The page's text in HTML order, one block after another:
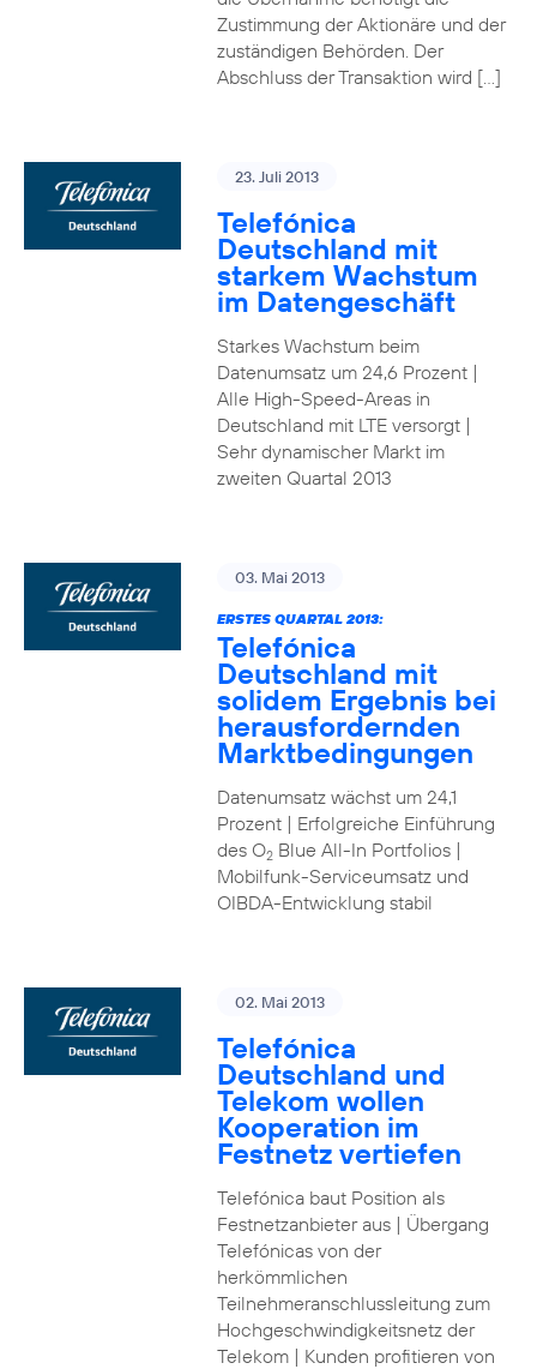
Zustimmung der Aktionäre und der
zuständigen Behörden. Der
Abschluss der Transaktion wird […]
23. Juli 2013
Telefónica
Deutschland mit
starkem Wachstum
im Datengeschäft
Starkes Wachstum beim
Datenumsatz um 24,6 Prozent |
Alle High-Speed-Areas in
Deutschland mit LTE versorgt |
Sehr dynamischer Markt im
zweiten Quartal 2013
03. Mai 2013
ERSTES QUARTAL 2013:
Telefónica
Deutschland mit
solidem Ergebnis bei
herausfordernden
Marktbedingungen
Datenumsatz wächst um 24,1
Prozent | Erfolgreiche Einführung
des O2Blue All-In Portfolios |
Mobilfunk-Serviceumsatz und
OIBDA-Entwicklung stabil
02. Mai 2013
Telefónica
Deutschland und
Telekom wollen
Kooperation im
Festnetz vertiefen
Telefónica baut Position als
Festnetzanbieter aus | Übergang
Telefónicas von der
herkömmlichen
Teilnehmeranschlussleitung zum
Hochgeschwindigkeitsnetz der
Telekom | Kunden profitieren von